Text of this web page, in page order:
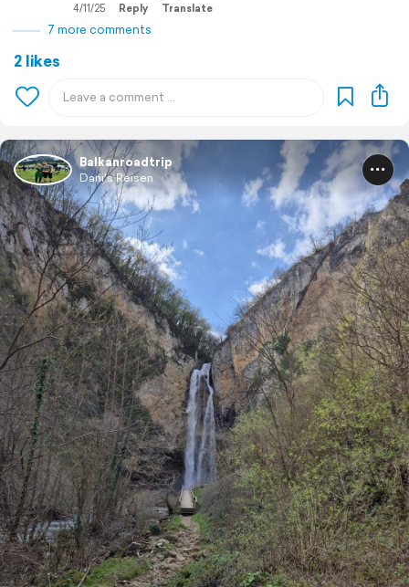
4/11/25 Reply Translate
7 more comments
2 likes
Balkanroadtrip
Dani's Reisen